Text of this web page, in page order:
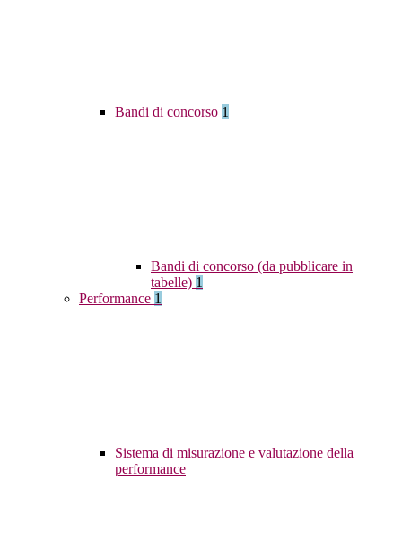
Bandi di concorso 1
Bandi di concorso (da pubblicare in
tabelle) 1
Performance 1
Sistema di misurazione e valutazione della
performance